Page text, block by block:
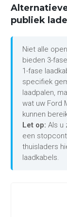
publiek
Niet alle
bieden 3-
1-fase
specifiek
laadpalen,
wat uw Ford
kunnen
Let op: Als u
een
thuisladers
laadkabels.